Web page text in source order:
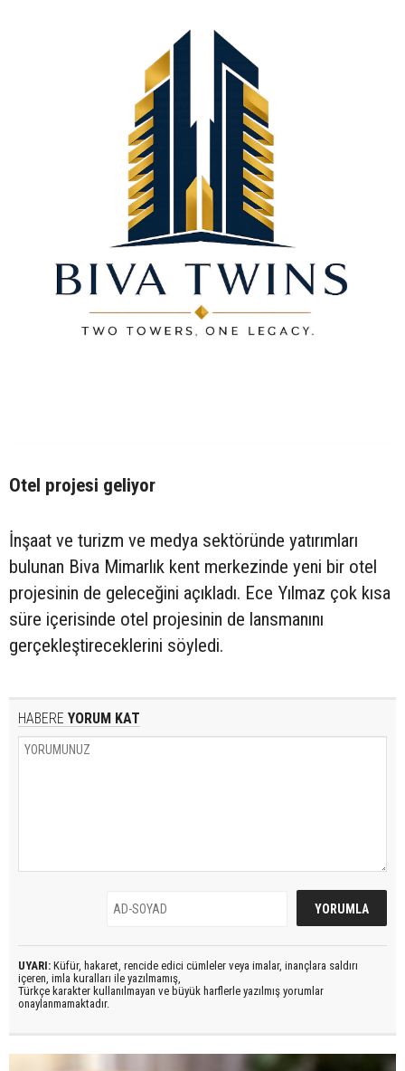
Otel projesi geliyor
İnşaat ve turizm ve medya sektöründe yatırımları
bulunan Biva Mimarlık kent merkezinde yeni bir otel
projesinin de geleceğini açıkladı. Ece Yılmaz çok kısa
süre içerisinde otel projesinin de lansmanını
gerçekleştireceklerini söyledi.
HABERE YORUM KAT
UYARI: Küfür, hakaret, rencide edici cümleler veya imalar, inançlara saldırı
içeren, imla kuralları ile yazılmamış,
Türkçe karakter kullanılmayan ve büyük harflerle yazılmış yorumlar
onaylanmamaktadır.